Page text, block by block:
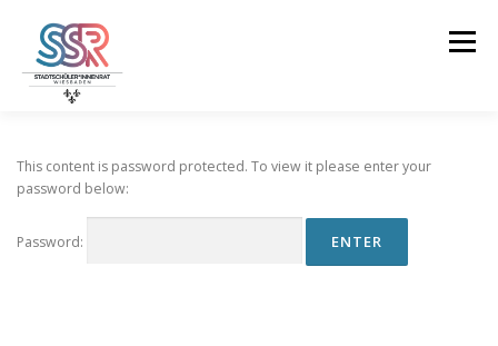
content
Menu
KONTAKT
This content is password protected. To view it please enter your
password below:
Password: